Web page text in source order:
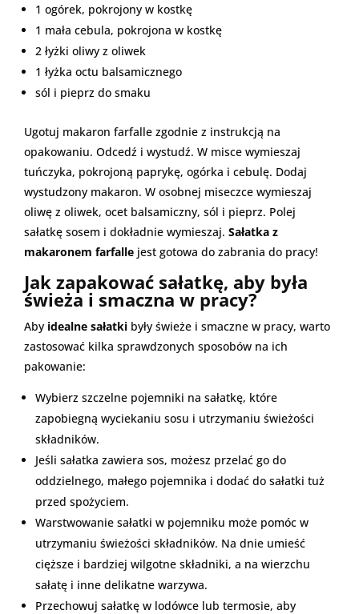
1 ogórek, pokrojony w kostkę
1 mała cebula, pokrojona w kostkę
2 łyżki oliwy z oliwek
1 łyżka octu balsamicznego
sól i pieprz do smaku
Ugotuj makaron farfalle zgodnie z instrukcją na
opakowaniu. Odcedź i wystudź. W misce wymieszaj
tuńczyka, pokrojoną paprykę, ogórka i cebulę. Dodaj
wystudzony makaron. W osobnej miseczce wymieszaj
oliwę z oliwek, ocet balsamiczny, sól i pieprz. Polej
sałatkę sosem i dokładnie wymieszaj. Sałatka z
makaronem farfalle jest gotowa do zabrania do pracy!
Jak zapakować sałatkę, aby była
świeża i smaczna w pracy?
Aby idealne sałatki były świeże i smaczne w pracy, warto
zastosować kilka sprawdzonych sposobów na ich
pakowanie:
Wybierz szczelne pojemniki na sałatkę, które
zapobiegną wyciekaniu sosu i utrzymaniu świeżości
składników.
Jeśli sałatka zawiera sos, możesz przelać go do
oddzielnego, małego pojemnika i dodać do sałatki tuż
przed spożyciem.
Warstwowanie sałatki w pojemniku może pomóc w
utrzymaniu świeżości składników. Na dnie umieść
cięższe i bardziej wilgotne składniki, a na wierzchu
sałatę i inne delikatne warzywa.
Przechowuj sałatkę w lodówce lub termosie, aby